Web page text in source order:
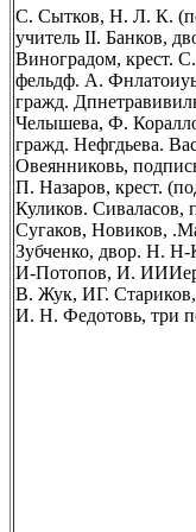
С. Сытков, Н. Л. К.
учитель II. Банков,
Виноградом, крест.
фельдф. А.
гражд.
Челышева, Ф.
гражд. Нефгдьева.
Овеянниковь,
П. Назаров, крест.
Куликов. Сиваласов,
Сугаков, Новиков,
Зубченко, двор. Н. Н-
И-Потопов, И.
В. Жук, ИГ.
И. Н. Федотовь, три